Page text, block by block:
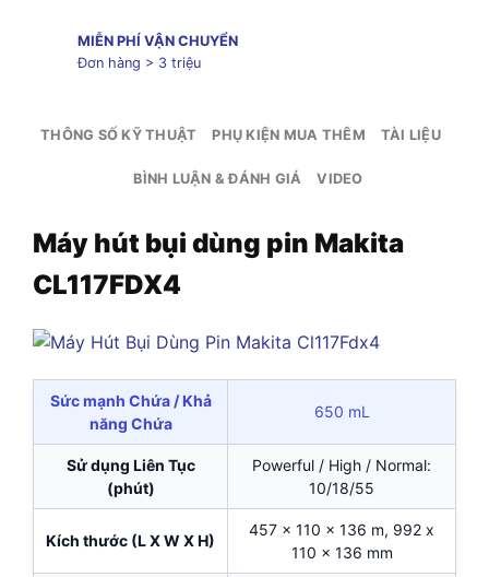
MIỄN PHÍ VẬN CHUYỂN
Đơn hàng > 3 triệu
THÔNG SỐ KỸ THUẬT PHỤ KIỆN MUA THÊM TÀI LIỆU
BÌNH LUẬN & ĐÁNH GIÁ VIDEO
Máy hút bụi dùng pin Makita
CL117FDX4
Sức mạnh Chứa / Khả
năng Chứa
650 mL
Sử dụng Liên Tục
(phút)
Powerful / High / Normal:
10/18/55
Kích thước (L X W X H)
457 x 110 x 136 m, 992 x
110 x 136 mm